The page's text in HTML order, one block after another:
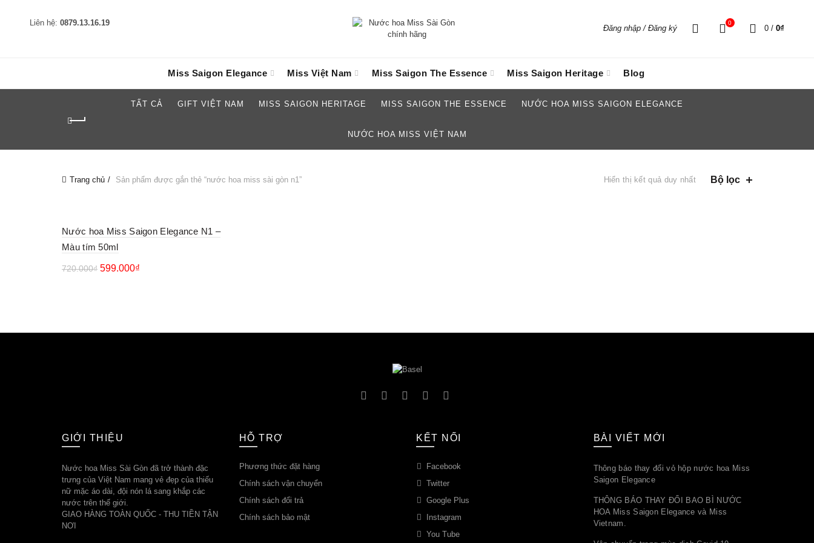
Liên hệ: 0879.13.16.19
Đăng nhập / Đăng ký
0
0 / 0₫
Miss Saigon Elegance Miss Việt Nam Miss Saigon The Essence Miss Saigon Heritage Blog
TẤT CẢ GIFT VIỆT NAM MISS SAIGON HERITAGE MISS SAIGON THE ESSENCE NƯỚC HOA MISS SAIGON ELEGANCE
NƯỚC HOA MISS VIỆT NAM
Trang chủ Sản phẩm được gắn thẻ “nước hoa miss sài gòn n1” Hiển thị kết quả duy nhất Bộ lọc
Nước hoa Miss Saigon Elegance N1 –
Màu tím 50ml
720.000₫ 599.000₫
GIỚI THIỆU
Nước hoa Miss Sài Gòn đã trở thành đặc
trưng của Việt Nam mang vẻ đẹp của thiếu
nữ mặc áo dài, đội nón lá sang khắp các
nước trên thế giới.
GIAO HÀNG TOÀN QUỐC - THU TIỀN TẬN
NƠI
HỖ TRỢ
Phương thức đặt hàng
Chính sách vận chuyển
Chính sách đổi trả
Chính sách bảo mật
KẾT NỐI
Facebook
Twitter
Google Plus
Instagram
You Tube
BÀI VIẾT MỚI
Thông báo thay đổi vỏ hộp nước hoa Miss
Saigon Elegance
THÔNG BÁO THAY ĐỔI BAO BÌ NƯỚC
HOA Miss Saigon Elegance và Miss
Vietnam.